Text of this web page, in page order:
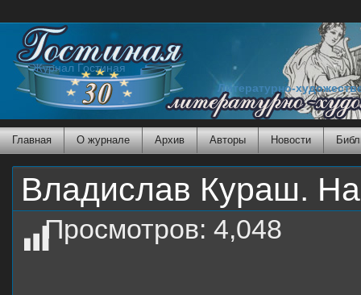
Журнал Гостиная
Литературно-
Главная О журнале Архив Авторы Новости
Владислав Кураш.
Просмотров: 4,048